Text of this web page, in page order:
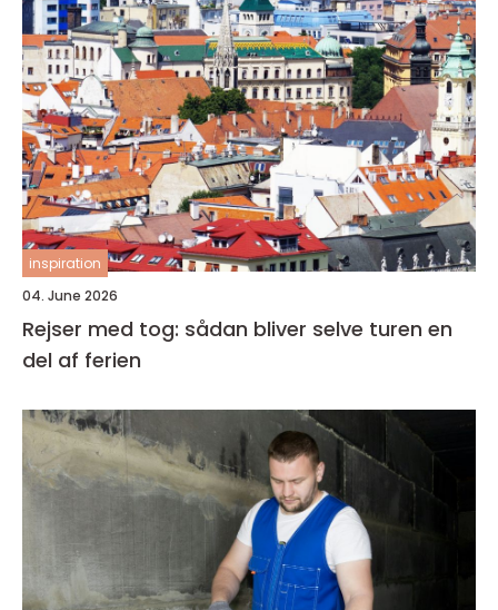
inspiration
04. June 2026
Rejser med tog: sådan bliver selve turen en
del af ferien